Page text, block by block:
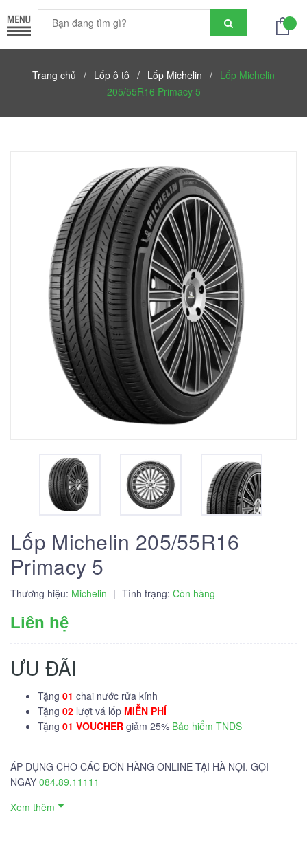
Trang chủ / Lốp ô tô / Lốp Michelin / Lốp Michelin
205/55R16 Primacy 5
Lốp Michelin 205/55R16
Primacy 5
Thương hiệu: Michelin | Tình trạng: Còn hàng
Liên hệ
ƯU ĐÃI
Tặng 01 chai nước rửa kính
Tặng 02 lượt vá lốp MIỄN PHÍ
Tặng 01 VOUCHER giảm 25% Bảo hiểm TNDS
ÁP DỤNG CHO CÁC ĐƠN HÀNG ONLINE TẠI HÀ NỘI. GỌI
NGAY 084.89.11111
Xem thêm